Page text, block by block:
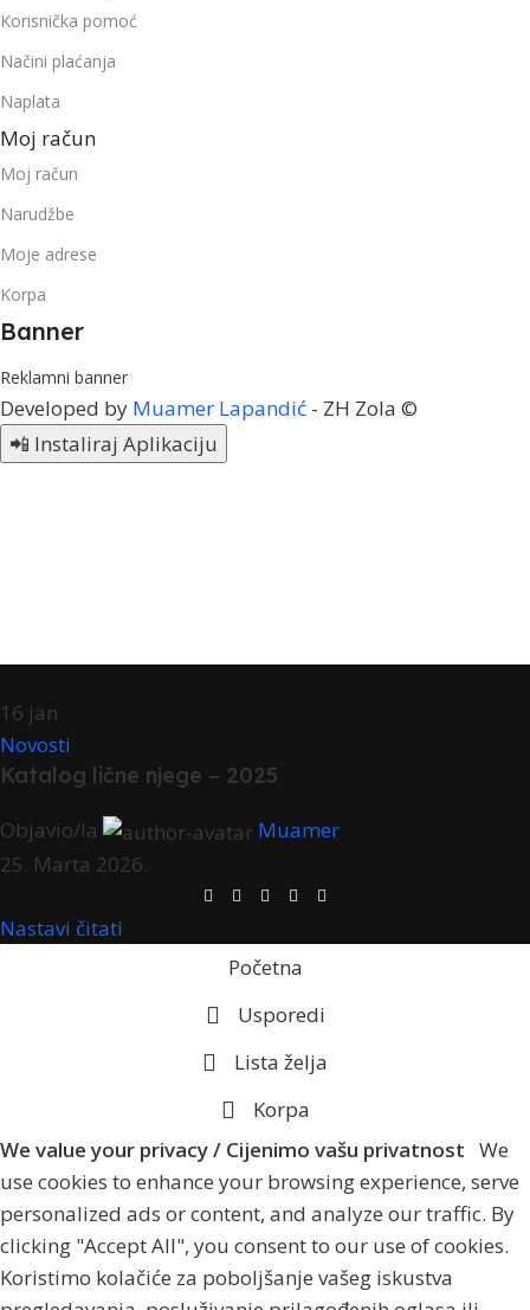
Korisnička pomoć
Načini plaćanja
Naplata
Moj račun
Moj račun
Narudžbe
Moje adrese
Korpa
Banner
Reklamni banner
Developed by Muamer Lapandić - ZH Zola ©
📲 Instaliraj Aplikaciju
16 jan
Novosti
Katalog lične njege – 2025
Objavio/la
Muamer
25. Marta 2026.
Nastavi čitati
Početna
Usporedi
Lista želja
Korpa
We value your privacy / Cijenimo vašu privatnost We
use cookies to enhance your browsing experience, serve
personalized ads or content, and analyze our traffic. By
clicking "Accept All", you consent to our use of cookies.
Koristimo kolačiće za poboljšanje vašeg iskustva